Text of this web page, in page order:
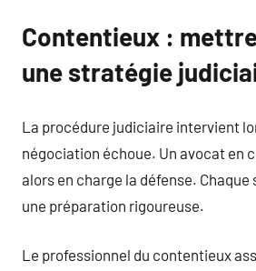
Contentieux :
une stratégie
La procédure judiciaire intervient
négociation échoue. Un avocat en
alors en charge la défense.
une préparation rigoureuse.
Le professionnel du contentieux